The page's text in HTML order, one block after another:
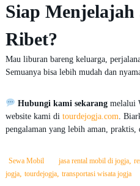
Siap Menjelajah
Ribet?
Mau liburan bareng keluarga,
Semuanya bisa lebih mudah dan
Hubungi kami sekarangmelalui
website kami di tourdejogja.com .
pengalaman yang lebih aman, praktis,
Sewa Mobil jasa rental mobil di jogja,
jogja, tourdejogja, transportasi wisata jogja